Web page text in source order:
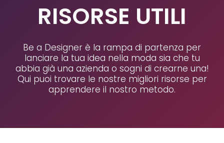
RISORSE UTILI
Be a Designer è la rampa di partenza per
lanciare la tua idea nella moda sia che tu
abbia già una azienda o sogni di crearne una!
Qui puoi trovare le nostre migliori risorse per
apprendere il nostro metodo.